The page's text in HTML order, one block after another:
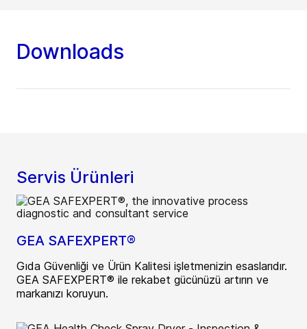
Downloads
Servis Ürünleri
GEA SAFEXPERT®
Gıda Güvenliği ve Ürün Kalitesi işletmenizin esaslarıdır.
GEA SAFEXPERT® ile rekabet gücünüzü artırın ve
markanızı koruyun.